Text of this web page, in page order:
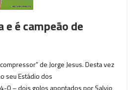
é campeão de
de Jorge Jesus. Desta vez
seu Estádio dos
0 – dois golos apontados por Salvio